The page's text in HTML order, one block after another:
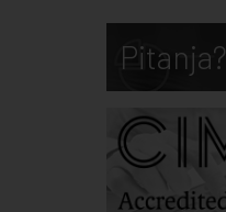
Pitanja?